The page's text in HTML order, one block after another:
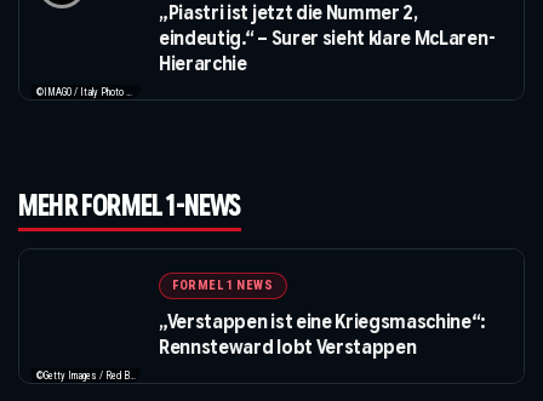
©IMAGO / Italy Photo Press / XPB Images
„Piastri ist jetzt die Nummer 2,
eindeutig.“ – Surer sieht klare McLaren-
Hierarchie
MEHR FORMEL 1-NEWS
©Getty Images / Red Bull / XPB Images
FORMEL 1 NEWS
„Verstappen ist eine Kriegsmaschine“:
Rennsteward lobt Verstappen